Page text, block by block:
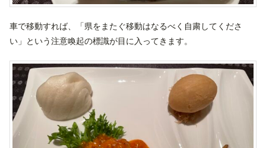
車で移動すれば、「県をまたぐ移動はなるべく自粛してくださ
い」という注意喚起の標識が目に入ってきます。